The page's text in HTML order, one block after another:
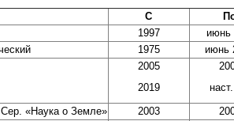
С
1997
июнь
1975 июнь
2005
2019
Сер. «Наука о Земле»
2003